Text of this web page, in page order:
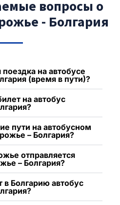
вопросы о
- Болгария
на автобусе
(время в пути)?
на автобус
пути на автобусном
– Болгария?
отправляется
– Болгария?
в Болгарию автобус